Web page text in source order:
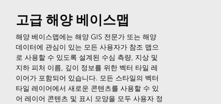
고급 해양 베이스맵
해양 베이스맵에는 해양 GIS 전문가 또는 해양
데이터에 관심이 있는 모든 사용자가 참조 맵으
로 사용할 수 있도록 설계된 수심 측량, 지상 및
지하 피처 이름, 깊이 정보를 위한 벡터 타일 레
이어가 포함되어 있습니다. 모든 스타일의 벡터
타일 레이어에서 새로운 콘텐츠를 사용할 수 있
어 레이어 콘텐츠 및 표시 모양을 모두 사용자 정